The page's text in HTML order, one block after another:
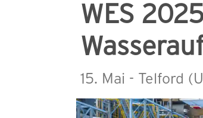
WES
15. Mai - Telford